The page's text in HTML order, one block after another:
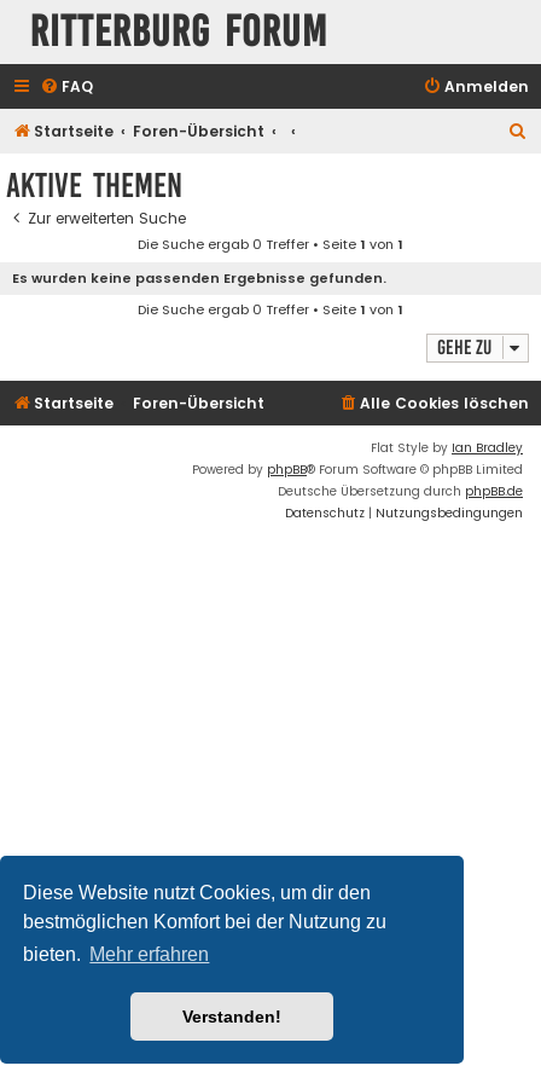
Diese Website nutzt Cookies, um dir den
bestmöglichen Komfort bei der Nutzung zu
bieten. Mehr erfahren
Verstanden!
Ritterburg Forum
FAQ Anmelden
Startseite Foren-Übersicht
Aktive Themen
Zur erweiterten Suche
Die Suche ergab 0 Treffer • Seite1 von 1
Es wurden keine passenden Ergebnisse gefunden.
Die Suche ergab 0 Treffer • Seite1 von 1
Gehe zu
Startseite Foren-Übersicht Alle Cookies löschen
Flat Style by Ian Bradley
Powered by phpBB® Forum Software © phpBB Limited
Deutsche Übersetzung durch phpBB.de
Datenschutz | Nutzungsbedingungen